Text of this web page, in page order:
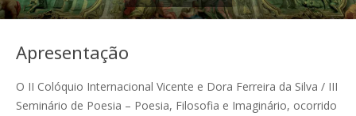
Apresentação
O II Colóquio Internacional Vicente e Dora Ferreira da Silva / III
Seminário de Poesia – Poesia, Filosofia e Imaginário, ocorrido